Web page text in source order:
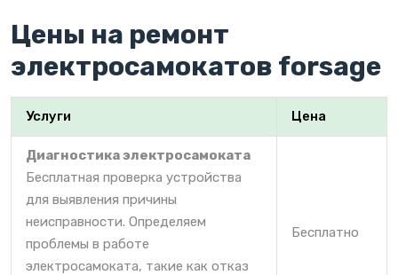
Цены на ремонт
электросамокатов forsage
Услуги Цена
Диагностика электросамоката
Бесплатная проверка устройства
для выявления причины
неисправности. Определяем
проблемы в работе
электросамоката, такие как отказ
Бесплатно